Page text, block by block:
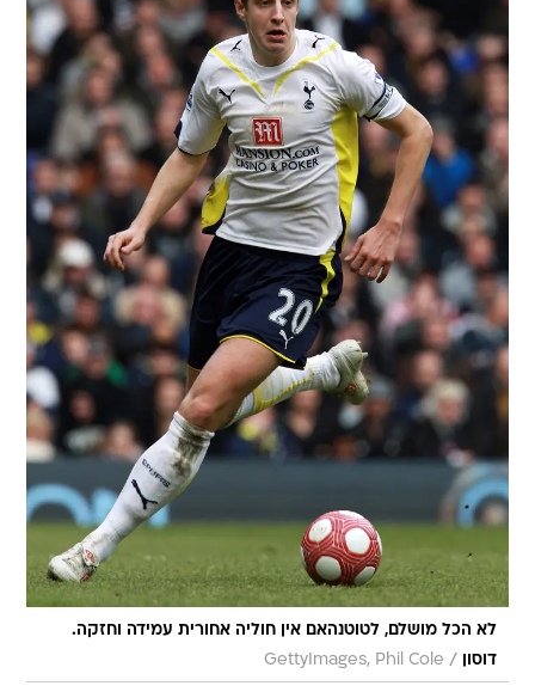
לא הכל מושלם, לטוטנהאם אין חוליה אחורית עמידה וחזקה.
דוסון
/
GettyImages, Phil Cole